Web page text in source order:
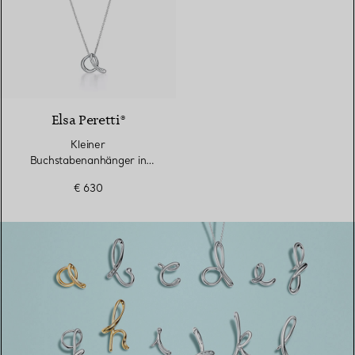
Elsa Peretti®
Kleiner
Buchstabenanhänger in
€ 630